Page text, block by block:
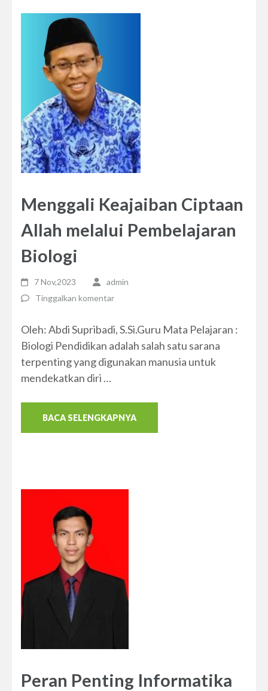
Menggali Keajaiban Ciptaan
Allah melalui Pembelajaran
Biologi
7 Nov,2023
admin
Tinggalkan komentar
Oleh: Abdi Supribadi, S.Si.Guru Mata Pelajaran :
Biologi Pendidikan adalah salah satu sarana
terpenting yang digunakan manusia untuk
mendekatkan diri …
BACA SELENGKAPNYA
Peran Penting Informatika